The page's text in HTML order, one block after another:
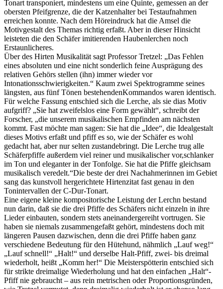
Tonart transponiert, mindestens um eine Quinte, gemessen an der
obersten Pfeifgrenze, die der Katzenhalter bei Testaufnahmen
erreichen konnte. Nach dem Höreindruck hat die Amsel die
Motivgestalt des Themas richtig erfaßt. Aber in dieser Hinsicht
leisteten die den Schäfer imitierenden Haubenlerchen noch
Erstaunlicheres.
Über des Hirten Musikalität sagt Professor Tretzel: „Das Fehlen
eines absoluten und eine nicht sonderlich feine Ausprägung des
relativen Gehörs stellen (ihn) immer wieder vor
Intonationsschwierigkeiten.“ Kaum zwei Spektrogramme seines
längsten, aus fünf Tönen bestehendenKommandos waren identisch.
Für welche Fassung entschied sich die Lerche, als sie dias Motiv
aufgriff? „Sie hat zweifelslos eine Form gewählt“, schreibt der
Forscher, „die unserem musikalischen Empfinden am nächsten
kommt. Fast möchte man sagen: Sie hat die „Idee“, die Idealgestalt
dieses Motivs erfaßt und pfiff es so, wie der Schäfer es wohl
gedacht hat, aber nur selten zustandebringt. Die Lerche trug alle
Schäferpfiffe außerdem viel reiner und musikalischer vor,schlanker
im Ton und eleganter in der Tonfolge. Sie hat die Pfiffe gleichsam
musikalisch veredelt.“Die beste der drei Nachahmerinnen im Gebiet
sang das kunstvoll hergerichtete Hirtenzitat fast genau in den
Tonintervallen der C-Dur-Tonart.
Eine eigene kleine kompositorische Leistung der Lerchn bestand
nun darin, daß sie die drei Pfiffe des Schäfers nicht einzeln in ihre
Lieder einbauten, sondern stets aneinandergereiht vortrugen. Sie
haben sie niemals zusammengefaßt gehört, mindestens doch mit
längeren Pausen dazwischen, denn die drei Pfiffe haben ganz
verschiedene Bedeutung für den Hütehund, nähmlich „Lauf weg!“
„Lauf schnell!“ „Halt!“ und derselbe Halt-Pfiff, zwei- bis dreimal
wiederholt, heißt „Komm her!“ Die Meisterspötterin entschied sich
für strikte dreimalige Wiederholung und hat den einfachen „Halt“-
Pfiff nie gebraucht – aus rein metrischen oder Proportionsgründen,